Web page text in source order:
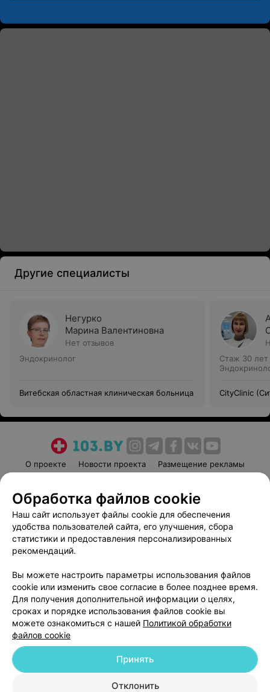
Другие специалисты
Негурко
Марина Валентиновна
Нет отзывов
Эндокринолог
Витебская областная клиническая больница
Стаж 30 лет
CityClinic
О проекте Новости проекта
Размещение рекламы
Пользовательское соглашение
Способы оплаты
Вакансии
Партнеры
Написать руководителю 103.by
Обработка персональных данных
© 2026 ООО «Артокс Лаб», УНП 191700409
| 220012, Республика Беларусь,
Обработка файлов cookie
Наш сайт использует файлы cookie для обеспечения
удобства пользователей сайта, его улучшения, сбора
статистики и предоставления персонализированных
рекомендаций.
Вы можете настроить параметры использования файлов
cookie или изменить свое согласие в более позднее время.
Для получения дополнительной информации о целях,
сроках и порядке использования файлов cookie вы
можете ознакомиться с нашей Политикой обработки
файлов cookie
Отклонить
Принять